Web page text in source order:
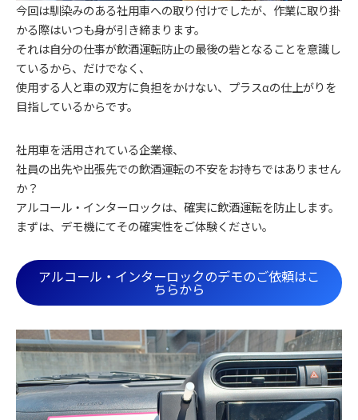
今回は馴染みのある社用車への取り付けでしたが、作業に取り掛
かる際はいつも身が引き締まります。
それは自分の仕事が飲酒運転防止の最後の砦となることを意識し
ているから、だけでなく、
使用する人と車の双方に負担をかけない、プラスαの仕上がりを
目指しているからです。
社用車を活用されている企業様、
社員の出先や出張先での飲酒運転の不安をお持ちではありません
か？
アルコール・インターロックは、確実に飲酒運転を防止します。
まずは、デモ機にてその確実性をご体験ください。
アルコール・インターロックのデモのご依頼はこ
ちらから